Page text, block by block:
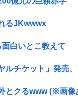
るJKwwwx
面白いとこ教えて
ルチケット」発売
とクるwww (※画像